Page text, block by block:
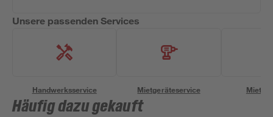
Unsere passenden Services
Handwerksservice Mietgeräteservice
Häufig dazu gekauft